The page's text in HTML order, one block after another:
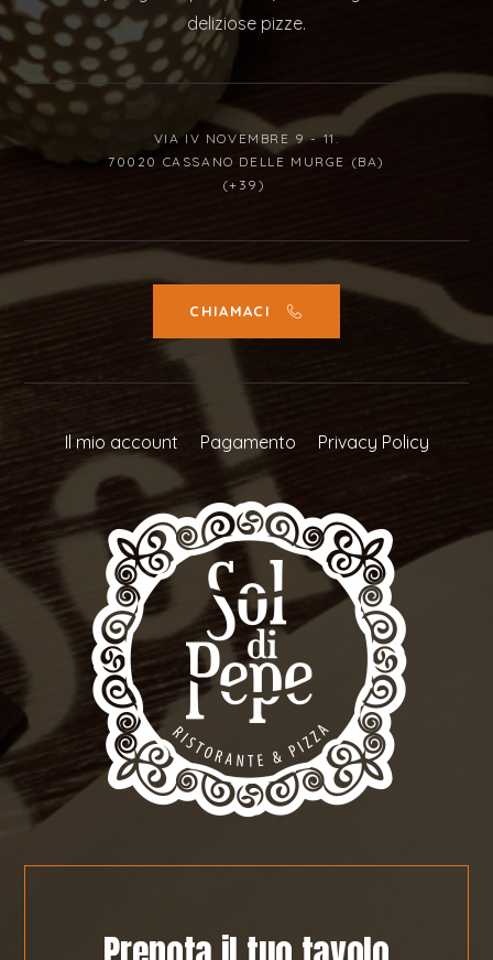
deliziose pizze.
VIA IV NOVEMBRE 9 - 11.
70020 CASSANO DELLE MURGE (BA)
(+39)
CHIAMACI
Il mio account Pagamento Privacy Policy